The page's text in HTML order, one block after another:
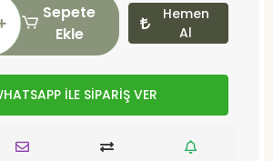
Sepete
Ekle
Hemen
Al
İLE SİPARİŞ VER